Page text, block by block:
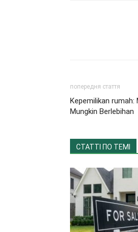
попередня стаття
Kepemilikan rumah:
Mungkin Berlebihan
СТАТТІ ПО ТЕМІ